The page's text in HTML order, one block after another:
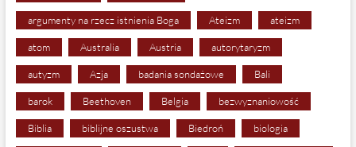
argumenty na rzecz istnienia Boga Ateizm ateizm
atom Australia Austria autorytaryzm
autyzm Azja badania sondażowe Bali
barok Beethoven Belgia bezwyznaniowość
Biblia biblijne oszustwa Biedroń biologia